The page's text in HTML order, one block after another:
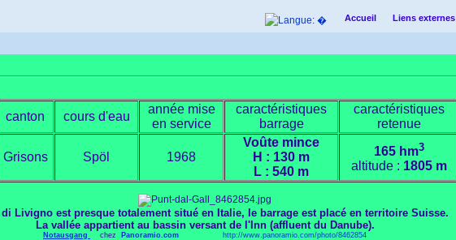
Accueil Liens externes
canton cours d'eau
année mise
en service
caractéristiques
barrage
caractéristiques
retenue
Grisons Spöl 1968
Voûte mince
H : 130 m
L : 540 m
165 hm3
altitude : 1805 m
di Livigno est presque totalement situé en Italie, le barrage est placé en territoire Suisse.
La vallée appartient au bassin versant de l'Inn (affluent du Danube).
Notausgang chez Panoramio.com http://www.panoramio.com/photo/8462854